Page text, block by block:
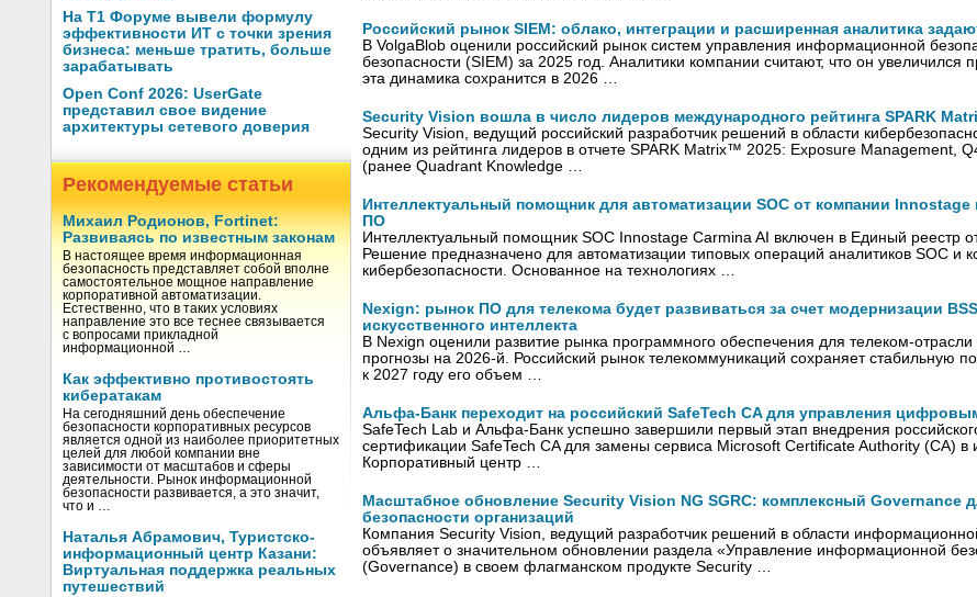
На Т1 Форуме вывели формулу
эффективности ИТ с точки зрения
бизнеса: меньше тратить, больше
зарабатывать
Open Conf 2026: UserGate
представил свое видение
архитектуры сетевого доверия
Рекомендуемые статьи
Михаил Родионов, Fortinet:
Развиваясь по известным законам
В настоящее время информационная
безопасность представляет собой вполне
самостоятельное мощное направление
корпоративной автоматизации.
Естественно, что в таких условиях
направление это все теснее связывается
с вопросами прикладной
информационной …
Как эффективно противостоять
кибератакам
На сегодняшний день обеспечение
безопасности корпоративных ресурсов
является одной из наиболее приоритетных
целей для любой компании вне
зависимости от масштабов и сферы
деятельности. Рынок информационной
безопасности развивается, а это значит,
что и …
Наталья Абрамович, Туристско-
информационный центр Казани:
Виртуальная поддержка реальных
путешествий
Российский рынок SIEM: облако, интеграции и расширенная аналитика
В VolgaBlob оценили российский рынок систем управления информационной
безопасности (SIEM) за 2025 год. Аналитики компании считают, что он увеличился
эта динамика сохранится в 2026 …
Security Vision вошла в число лидеров международного рейтинга SPARK
Security Vision, ведущий российский разработчик решений в области
одним из рейтинга лидеров в отчете SPARK Matrix™ 2025: Exposure Management,
(ранее Quadrant Knowledge …
Интеллектуальный помощник для автоматизации SOC от компании Innostage
ПО
Интеллектуальный помощник SOC Innostage Carmina AI включен в Единый реестр
Решение предназначено для автоматизации типовых операций аналитиков SOС и
кибербезопасности. Основанное на технологиях …
Nexign: рынок ПО для телекома будет развиваться за счет модернизации
искусственного интеллекта
В Nexign оценили развитие рынка программного обеспечения для телеком-отрасли
прогнозы на 2026-й. Российский рынок телекоммуникаций сохраняет стабильную
к 2027 году его объем …
Альфа-Банк переходит на российский SafeTech CA для управления
SafeTech Lab и Альфа-Банк успешно завершили первый этап внедрения
сертификации SafeTech CA для замены сервиса Microsoft Certificate Authority (CA) в
Корпоративный центр …
Масштабное обновление Security Vision NG SGRC: комплексный Governance
безопасности организаций
Компания Security Vision, ведущий разработчик решений в области
объявляет о значительном обновлении раздела «Управление информационной
(Governance) в своем флагманском продукте Security …